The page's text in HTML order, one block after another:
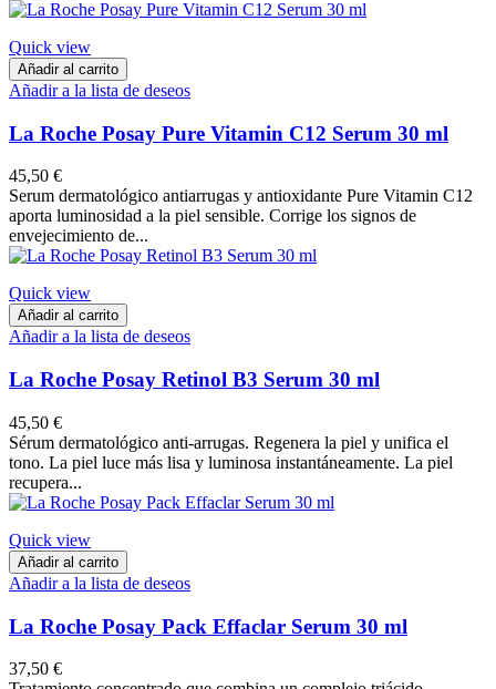
Quick view
Añadir al carrito
Añadir a la lista de deseos
La Roche Posay Pure Vitamin C12 Serum 30 ml
45,50 €
Serum dermatológico antiarrugas y antioxidante Pure Vitamin C12
aporta luminosidad a la piel sensible. Corrige los signos de
envejecimiento de...
Quick view
Añadir al carrito
Añadir a la lista de deseos
La Roche Posay Retinol B3 Serum 30 ml
45,50 €
Sérum dermatológico anti-arrugas. Regenera la piel y unifica el
tono. La piel luce más lisa y luminosa instantáneamente. La piel
recupera...
Quick view
Añadir al carrito
Añadir a la lista de deseos
La Roche Posay Pack Effaclar Serum 30 ml
37,50 €